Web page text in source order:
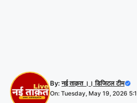
By:नई ताक़त ।। डिजिटल टीम
On: Tuesday, May 19, 2026